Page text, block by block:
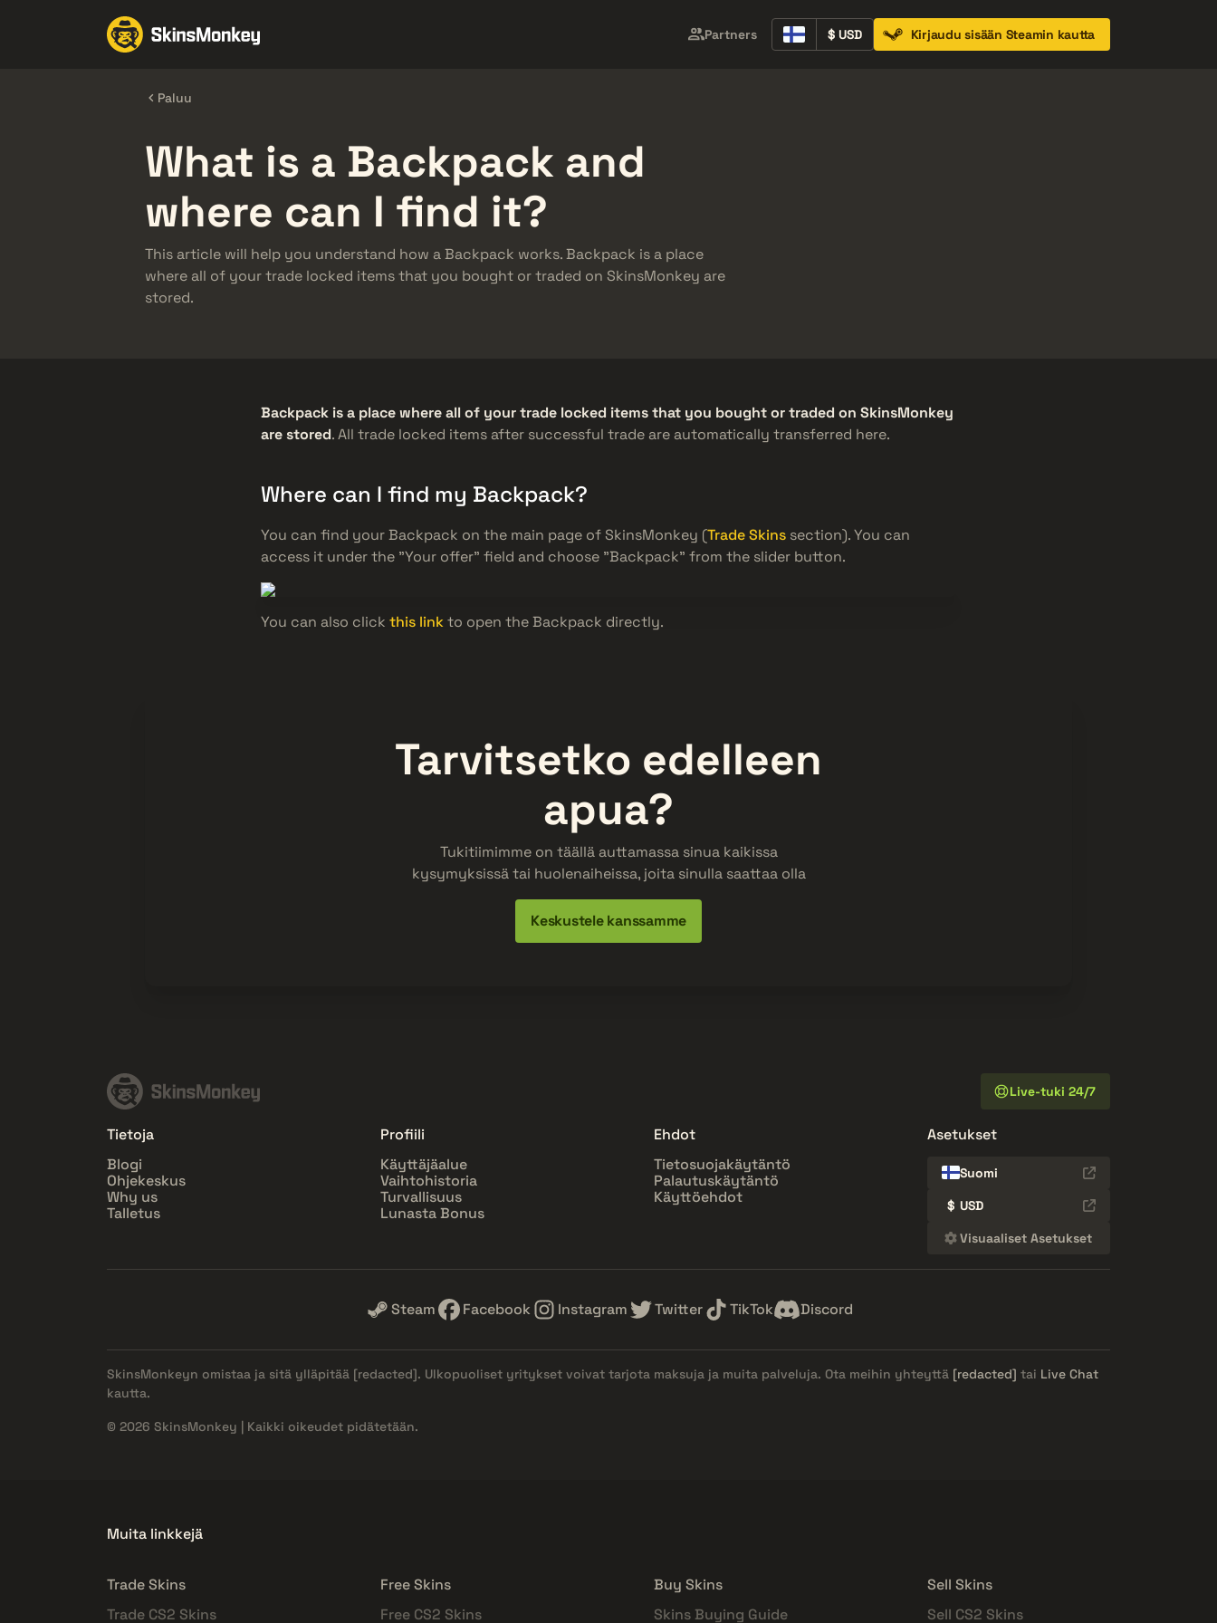
Ohjekeskus Lisää
Partners $ USD Kirjaudu sisään Steamin kautta
Paluu
What is a Backpack and
where can I find it?
This article will help you understand how a Backpack works. Backpack is a place
where all of your trade locked items that you bought or traded on SkinsMonkey are
stored.
Backpack is a place where all of your trade locked items that you bought or traded on SkinsMonkey
are stored. All trade locked items after successful trade are automatically transferred here.
Where can I find my Backpack?
You can find your Backpack on the main page of SkinsMonkey (Trade Skins section). You can
access it under the "Your offer" field and choose "Backpack" from the slider button.
You can also click this linkto open the Backpack directly.
Tarvitsetko edelleen
apua?
Tukitiimimme on täällä auttamassa sinua kaikissa
kysymyksissä tai huolenaiheissa, joita sinulla saattaa olla
Keskustele kanssamme
Live-tuki 24/7
Tietoja
Blogi
Ohjekeskus
Why us
Talletus
Profiili
Käyttäjäalue
Vaihtohistoria
Turvallisuus
Lunasta Bonus
Ehdot
Tietosuojakäytäntö
Palautuskäytäntö
Käyttöehdot
Asetukset
Suomi
$ USD
Visuaaliset Asetukset
Steam Facebook Instagram Twitter TikTok Discord
SkinsMonkeyn omistaa ja sitä ylläpitää [redacted]. Ulkopuoliset yritykset voivat tarjota maksuja ja muita palveluja. Ota meihin yhteyttä [redacted] tai Live Chat
kautta.
© 2026 SkinsMonkey | Kaikki oikeudet pidätetään.
Muita linkkejä
Trade Skins
Trade CS2 Skins
Free Skins
Free CS2 Skins
Buy Skins
Skins Buying Guide
Sell Skins
Sell CS2 Skins